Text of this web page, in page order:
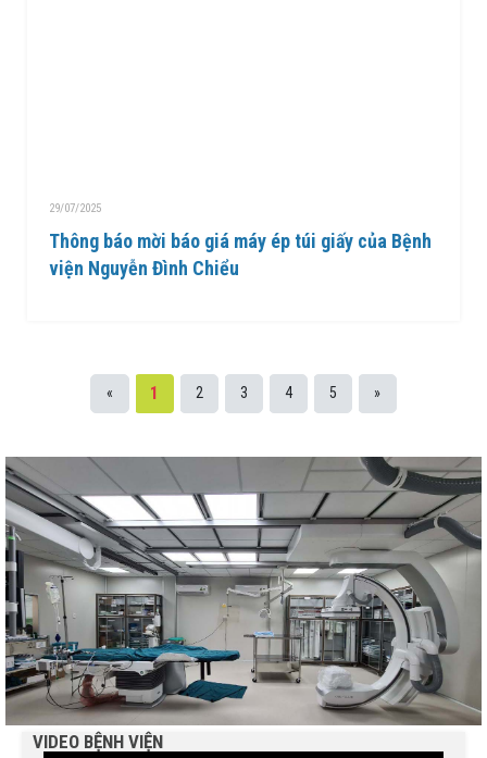
29/07/2025
Thông báo mời báo giá máy ép túi giấy của Bệnh
viện Nguyễn Đình Chiểu
« 1 2 3 4 5 »
VIDEO BỆNH VIỆN
KHAI KỸ THUẬT CHUYÊN SÂU TRONG KHÁM, CHỮA
THÔNG BÁO MỜI CHÀO GIÁ
Bệnh viện Nguyễn Đình Chiểu hưởng ứng Ngày Thế
giới chống sa mạc hóa và hạn hán 17/6
Báo cáo đánh giá chất lượng Bệnh viện Nguyễn Đình
Chiểu tháng 5 năm 2026
THÔNG BÁO MỜI CHÀO GIÁ